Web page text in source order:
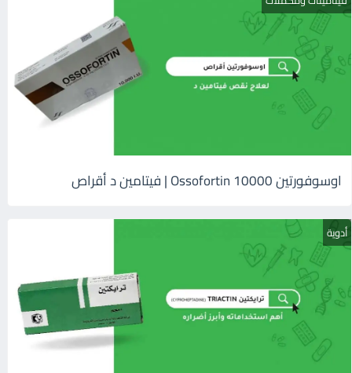
اوسوفورتين 10000 Ossofortin | فيتامين د أقراص
أدوية